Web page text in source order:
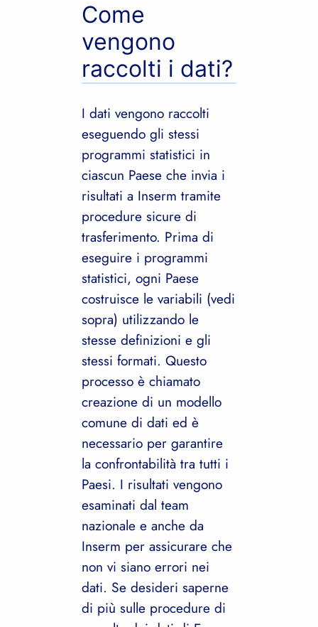
Come
vengono
raccolti i dati?
I dati vengono raccolti
eseguendo gli stessi
programmi statistici in
ciascun Paese che invia i
risultati a Inserm tramite
procedure sicure di
trasferimento. Prima di
eseguire i programmi
statistici, ogni Paese
costruisce le variabili (vedi
sopra) utilizzando le
stesse definizioni e gli
stessi formati. Questo
processo è chiamato
creazione di un modello
comune di dati ed è
necessario per garantire
la confrontabilità tra tutti i
Paesi. I risultati vengono
esaminati dal team
nazionale e anche da
Inserm per assicurare che
non vi siano errori nei
dati. Se desideri saperne
di più sulle procedure di